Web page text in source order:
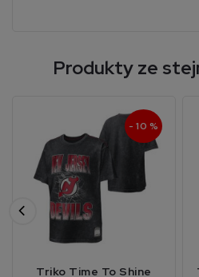
Produkty ze
- 10 %
Triko Time To Shine